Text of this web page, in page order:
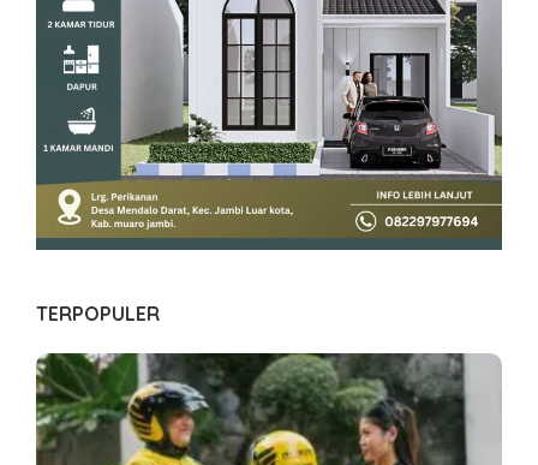
TERPOPULER